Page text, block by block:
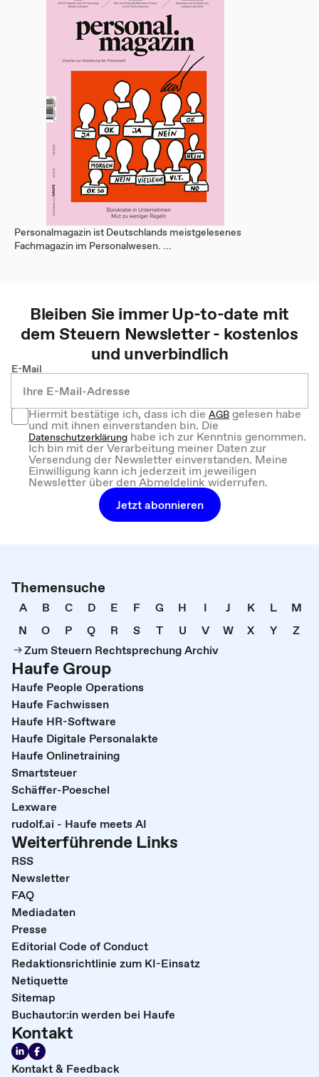
Personalmagazin ist Deutschlands meistgelesenes
Fachmagazin im Personalwesen. ...
Bleiben Sie immer Up-to-date mit
demSteuern Newsletter - kostenlos
und unverbindlich
E-Mail
Hiermit bestätige ich, dass ich dieAGBgelesen habe
und mit ihnen einverstanden bin. Die
Datenschutzerklärung habe ich zur Kenntnis genommen.
Ich bin mit der Verarbeitung meiner Daten zur
Versendung der Newsletter einverstanden. Meine
Einwilligung kann ich jederzeit im jeweiligen
Newsletter über den Abmeldelink widerrufen.
Jetzt abonnieren
Themensuche
A B C D E F G H I J K L
M
N
O P Q R S T U V W X Y
Z
Zum Steuern Rechtsprechung Archiv
Haufe Group
Haufe People Operations
Haufe Fachwissen
Haufe HR-Software
Haufe Digitale Personalakte
Haufe Onlinetraining
Smartsteuer
Schäffer-Poeschel
Lexware
rudolf.ai - Haufe meets AI
Weiterführende Links
RSS
Newsletter
FAQ
Mediadaten
Presse
Editorial Code of Conduct
Redaktionsrichtlinie zum KI-Einsatz
Netiquette
Sitemap
Buchautor:in werden bei Haufe
Kontakt
Kontakt & Feedback